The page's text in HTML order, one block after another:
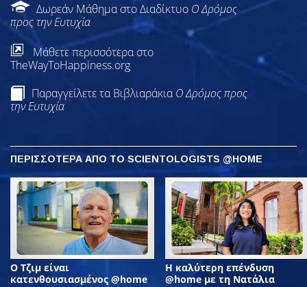
Δωρεάν Μάθημα στο Διαδίκτυο Ο Δρόμος
προς την Ευτυχία
Μάθετε περισσότερα στο
TheWayToHappiness.org
Παραγγείλετε τα ΒιβλιαράκιαΟ Δρόμος προς
την Ευτυχία
ΠΕΡΙΣΣΟΤΕΡΑ ΑΠΟ ΤΟ SCIENTOLOGISTS @HOME
Ο Τζιμ είναι
κατενθουσιασμένος @home
Η καλύτερη επένδυση
@home με τη Νατάλια